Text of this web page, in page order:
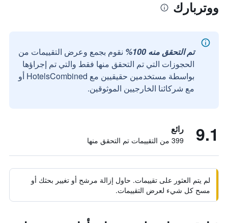
ووتربارك
تم التحقق منه 100%
نقوم بجمع وعرض التقييمات من
الحجوزات التي تم التحقق منها فقط والتي تم إجراؤها
بواسطة مستخدمين حقيقيين مع HotelsCombined أو
مع شركائنا الخارجيين الموثوقين.
9.1 رائع
399 من التقييمات تم التحقق منها
لم يتم العثور على تقييمات. حاول إزالة مرشح أو تغيير بحثك أو
مسح كل شيء لعرض التقييمات.